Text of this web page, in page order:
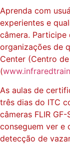
Aprenda com
experientes e
câmera. Participe
organizações de
Center (Centro
(
As aulas de
três dias do ITC
câmeras FLIR
conseguem ver e
detecção de